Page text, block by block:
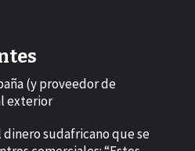
(y proveedor de
exterior
dinero sudafricano que se